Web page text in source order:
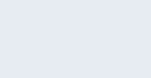
Bad Boys der
Entwicklung